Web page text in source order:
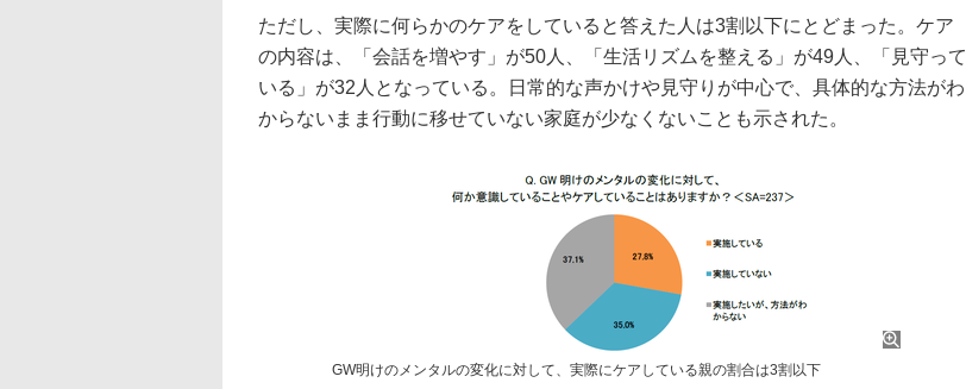
ただし、実際に何らかのケアをしていると答えた人は3割以下にとどまった。ケア
の内容は、「会話を増やす」が50人、「生活リズムを整える」が49人、「見守って
いる」が32人となっている。日常的な声かけや見守りが中心で、具体的な方法がわ
からないまま行動に移せていない家庭が少なくないことも示された。
GW明けのメンタルの変化に対して、実際にケアしている親の割合は3割以下